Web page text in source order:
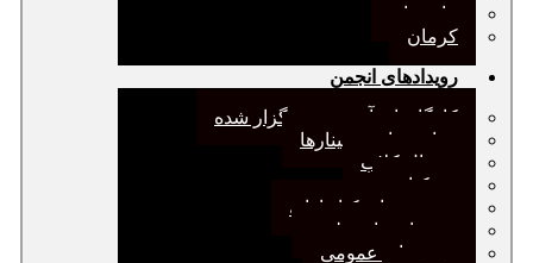
مازندران
کرمان
رویدادهای انجمن
کارگاههای آموزشی برگزار شده
همایش‌ها و سمینارها
ژورنال کلاب
نقد کتاب
دورهمی‌های کتابدارانه
سخنرانی‌های علمی
مجمع‌های عمومی